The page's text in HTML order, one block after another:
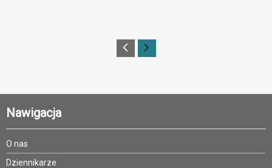
Nawigacja
O nas
Dziennikarze